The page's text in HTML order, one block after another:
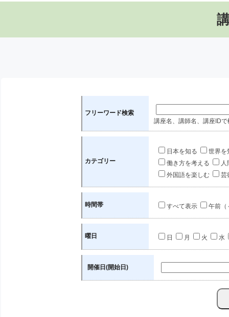
フリーワード検索
講座名、講師名、講座IDで
カテゴリー
日本を知る
世界を
働き方を考える
人
外国語を楽しむ
芸
時間帯 すべて表示 午前（
曜日 日 月 火 水
開催日(開始日)